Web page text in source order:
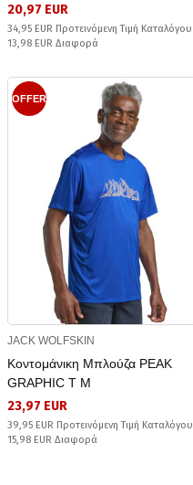
20,97 EUR
34,95 EUR Προτεινόμενη Τιμή Καταλόγου
13,98 EUR Διαφορά
OFFER
JACK WOLFSKIN
Κοντομάνικη Μπλούζα PEAK
GRAPHIC T M
23,97 EUR
39,95 EUR Προτεινόμενη Τιμή Καταλόγου
15,98 EUR Διαφορά